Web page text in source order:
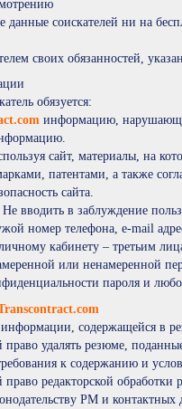
данные соискателей ни на
своих обязанностей,
обязуется:
информацию,
cайт, материалы, на
патентами, а также
cайта.
вводить в заблуждение
номер телефона, e-mail
кабинету – третьим
или ненамеренной
пароля и
информации, содержащейся в
удалять резюме,
к содержанию и
редакторской
РМ и контактных